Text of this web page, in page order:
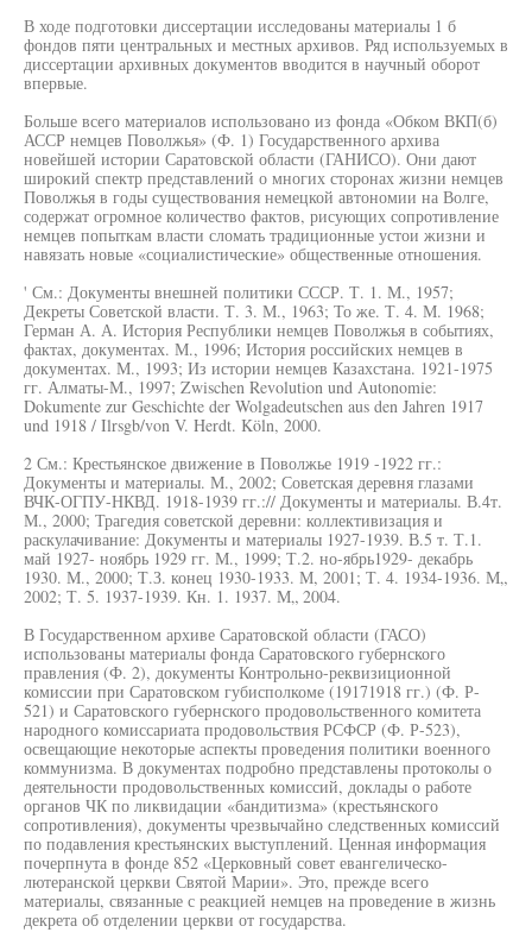
В ходе подготовки диссертации исследованы материалы 1 б
фондов пяти центральных и местных архивов. Ряд используемых в
диссертации архивных документов вводится в научный оборот
впервые.
Больше всего материалов использовано из фонда «Обком ВКП(б)
АССР немцев Поволжья» (Ф. 1) Государственного архива
новейшей истории Саратовской области (ГАНИСО). Они дают
широкий спектр представлений о многих сторонах жизни немцев
Поволжья в годы существования немецкой автономии на Волге,
содержат огромное количество фактов, рисующих сопротивление
немцев попыткам власти сломать традиционные устои жизни и
навязать новые «социалистические» общественные отношения.
' См.: Документы внешней политики СССР. Т. 1. М., 1957;
Декреты Советской власти. Т. 3. М., 1963; То же. Т. 4. М. 1968;
Герман А. А. История Республики немцев Поволжья в событиях,
фактах, документах. М., 1996; История российских немцев в
документах. М., 1993; Из истории немцев Казахстана. 1921-1975
гг. Алматы-М., 1997; Zwischen Revolution und Autonomie:
Dokumente zur Geschichte der Wolgadeutschen aus den Jahren 1917
und 1918 / Ilrsgb/von V. Herdt. Köln, 2000.
2 См.: Крестьянское движение в Поволжье 1919 -1922 гг.:
Документы и материалы. М., 2002; Советская деревня глазами
ВЧК-ОГПУ-НКВД. 1918-1939 гг.:// Документы и материалы. В.4т.
М., 2000; Трагедия советской деревни: коллективизация и
раскулачивание: Документы и материалы 1927-1939. В.5 т. Т.1.
май 1927- ноябрь 1929 гг. М., 1999; Т.2. но-ябрь1929- декабрь
1930. М., 2000; Т.З. конец 1930-1933. М, 2001; Т. 4. 1934-1936. М„
2002; Т. 5. 1937-1939. Кн. 1. 1937. М„ 2004.
В Государственном архиве Саратовской области (ГАСО)
использованы материалы фонда Саратовского губернского
правления (Ф. 2), документы Контрольно-реквизиционной
комиссии при Саратовском губисполкоме (19171918 гг.) (Ф. Р-
521) и Саратовского губернского продовольственного комитета
народного комиссариата продовольствия РСФСР (Ф. Р-523),
освещающие некоторые аспекты проведения политики военного
коммунизма. В документах подробно представлены протоколы о
деятельности продовольственных комиссий, доклады о работе
органов ЧК по ликвидации «бандитизма» (крестьянского
сопротивления), документы чрезвычайно следственных комиссий
по подавления крестьянских выступлений. Ценная информация
почерпнута в фонде 852 «Церковный совет евангелическо-
лютеранской церкви Святой Марии». Это, прежде всего
материалы, связанные с реакцией немцев на проведение в жизнь
декрета об отделении церкви от государства.